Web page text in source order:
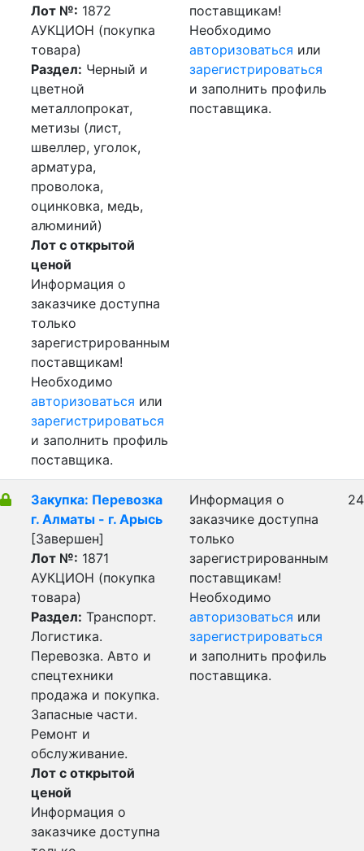
Лот №: 1872
АУКЦИОН (покупка
товара)
Раздел: Черный и
цветной
металлопрокат,
метизы (лист,
швеллер, уголок,
арматура,
проволока,
оцинковка, медь,
алюминий)
Лот с открытой
ценой
Информация о
заказчике доступна
только
зарегистрированным
поставщикам!
Необходимо
авторизоваться или
зарегистрироваться
и заполнить профиль
поставщика.
поставщикам!
Необходимо
авторизоваться или
зарегистрироваться
и заполнить профиль
поставщика.
Закупка: Перевозка
г. Алматы - г. Арысь
[Завершен]
Лот №: 1871
АУКЦИОН (покупка
товара)
Раздел: Транспорт.
Логистика.
Перевозка. Авто и
спецтехники
продажа и покупка.
Запасные части.
Ремонт и
обслуживание.
Лот с открытой
ценой
Информация о
заказчике доступна
Информация о
заказчике доступна
только
зарегистрированным
поставщикам!
Необходимо
авторизоваться или
зарегистрироваться
и заполнить профиль
поставщика.